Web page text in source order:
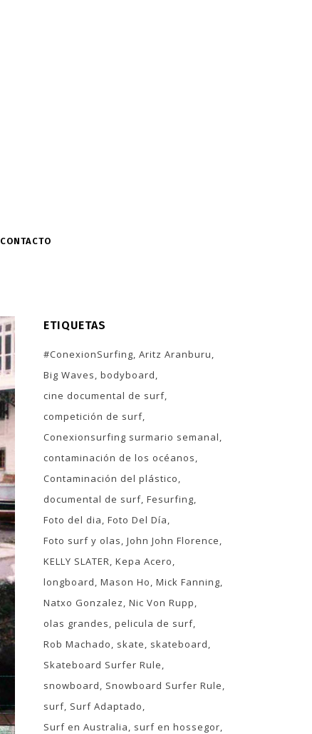
CONTACTO
ETIQUETAS
#ConexionSurfing Aritz Aranburu
Big Waves bodyboard
cine documental de surf
competición de surf
Conexionsurfing surmario semanal
contaminación de los océanos
Contaminación del plástico
documental de surf Fesurfing
Foto del dia Foto Del Día
Foto surf y olas John John Florence
KELLY SLATER Kepa Acero
longboard Mason Ho Mick Fanning
Natxo Gonzalez Nic Von Rupp
olas grandes pelicula de surf
Rob Machado
skate
skateboard
Skateboard Surfer Rule
snowboard
Snowboard Surfer Rule
surf Surf Adaptado
Surf en Australia
surf en hossegor